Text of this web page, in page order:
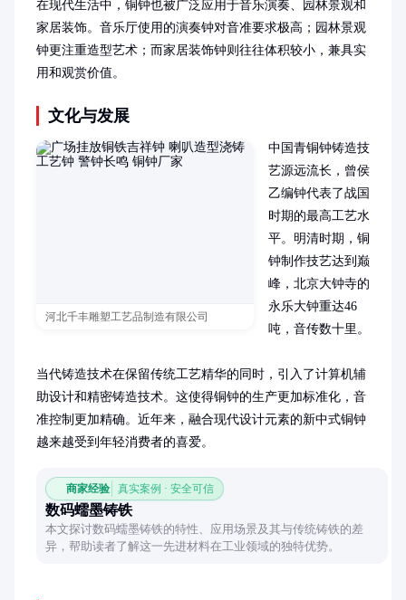
在现代生活中，铜钟也被广泛应用于音乐演奏、园林景观和
家居装饰。音乐厅使用的演奏钟对音准要求极高；园林景观
钟更注重造型艺术；而家居装饰钟则往往体积较小，兼具实
用和观赏价值。
文化与发展
河北千丰雕塑工艺品制造有限公司
中国青铜钟铸造技
艺源远流长，曾侯
乙编钟代表了战国
时期的最高工艺水
平。明清时期，铜
钟制作技艺达到巅
峰，北京大钟寺的
永乐大钟重达46
吨，音传数十里。
当代铸造技术在保留传统工艺精华的同时，引入了计算机辅
助设计和精密铸造技术。这使得铜钟的生产更加标准化，音
准控制更加精确。近年来，融合现代设计元素的新中式铜钟
越来越受到年轻消费者的喜爱。
商家经验 真实案例 · 安全可信
数码蠕墨铸铁
本文探讨数码蠕墨铸铁的特性、应用场景及其与传统铸铁的差
异，帮助读者了解这一先进材料在工业领域的独特优势。